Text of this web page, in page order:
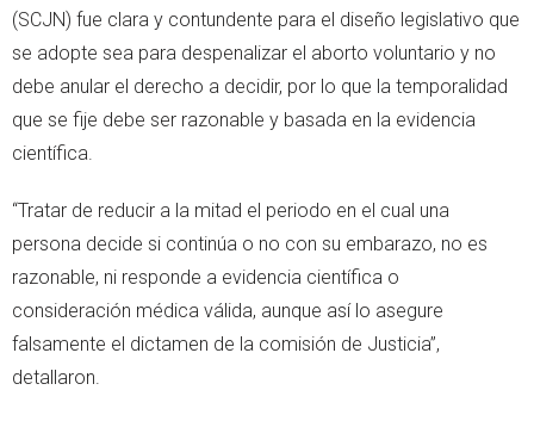
(SCJN) fue clara y contundente para el diseño legislativo que
se adopte sea para despenalizar el aborto voluntario y no
debe anular el derecho a decidir, por lo que la temporalidad
que se fije debe ser razonable y basada en la evidencia
científica.
“Tratar de reducir a la mitad el periodo en el cual una
persona decide si continúa o no con su embarazo, no es
razonable, ni responde a evidencia científica o
consideración médica válida, aunque así lo asegure
falsamente el dictamen de la comisión de Justicia”,
detallaron.